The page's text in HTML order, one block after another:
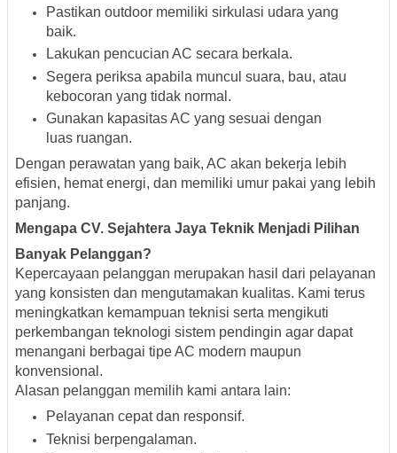
Pastikan outdoor memiliki sirkulasi udara yang
baik.
Lakukan pencucian AC secara berkala.
Segera periksa apabila muncul suara, bau, atau
kebocoran yang tidak normal.
Gunakan kapasitas AC yang sesuai dengan
luas ruangan.
Dengan perawatan yang baik, AC akan bekerja lebih
efisien, hemat energi, dan memiliki umur pakai yang lebih
panjang.
Mengapa CV. Sejahtera Jaya Teknik Menjadi Pilihan
Banyak Pelanggan?
Kepercayaan pelanggan merupakan hasil dari pelayanan
yang konsisten dan mengutamakan kualitas. Kami terus
meningkatkan kemampuan teknisi serta mengikuti
perkembangan teknologi sistem pendingin agar dapat
menangani berbagai tipe AC modern maupun
konvensional.
Alasan pelanggan memilih kami antara lain:
Pelayanan cepat dan responsif.
Teknisi berpengalaman.